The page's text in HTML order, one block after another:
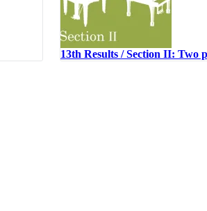
13th Results / Section II: Two